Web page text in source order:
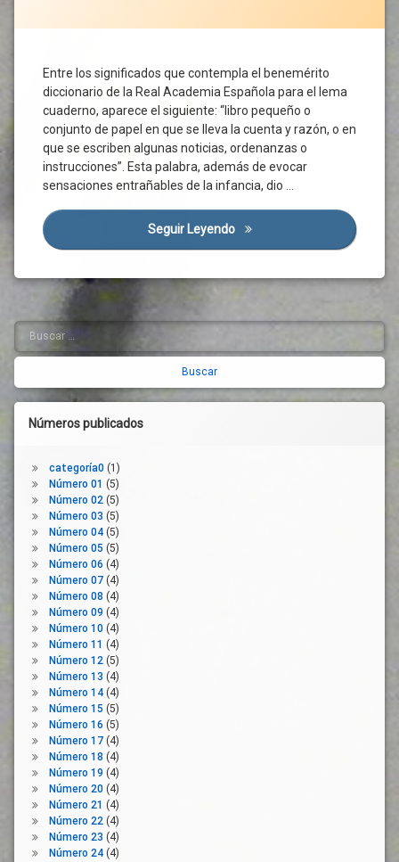
Agroalimentaria
Jóvenes
Medio
Ambiente
Mercado
Mayorista
Minorista
Modelo
Productivo
Naciones
Unidas
Naturaleza
OPAS
PAC
Europeo
Política
Activa
De
Empleo
Precios
Agrarios
Productividad
Progreso
Reconocimiento
Reconstrucción
Rentabilidad
Rural
Salario
Sector
Agrario
Sector
Estratégico
Empresariales
Organizaciones
Sindicales
Pacto De
Recuperación
Verde
Europeo
Personas
Vulnerables
Reconstrucción
Recuperación
Economica
Sectores
Tripartismo
Universidad
Entre los significados que contempla el benemérito
diccionario de la Real Academia Española para el lema
cuaderno, aparece el siguiente: “libro pequeño o
conjunto de papel en que se lleva la cuenta y razón, o en
que se escriben algunas noticias, ordenanzas o
instrucciones”. Esta palabra, además de evocar
sensaciones entrañables de la infancia, dio …
Seguir Leyendo Los Cuadernos Del CES De
19
Crisis
Económica
Crisis
Crisis
Social
Derechos
Diálogo
Social
Economía
Del
Bienestar
Evaluación
Mercado
Laboral
ODS
Pacto
Verde
Europeo
Participación
Presentación
Propuestas
Publicacion
Reconstrucción
Servicios
Publicos
Sostenibilidad
Superación
Justa
Transición
Ecológica
Barra
lateral
derecha
Buscar:
Números publicados
categoría0(1)
Número 01 (5)
Número 02(5)
Número 03 (5)
Número 04(5)
Número 05 (5)
Número 06 (4)
Número 07(4)
Número 08 (4)
Número 09 (4)
Número 10(4)
Número 11 (4)
Número 12(5)
Número 13 (4)
Número 14(4)
Número 15 (5)
Número 16 (5)
Número 17(4)
Número 18 (4)
Número 19 (4)
Número 20(4)
Número 21 (4)
Número 22(4)
Número 23 (4)
Número 24(4)